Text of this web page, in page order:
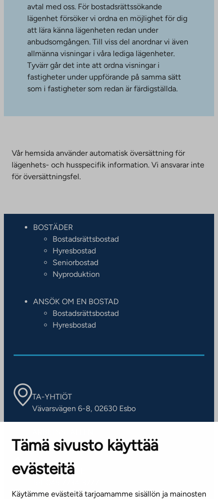
Tämä sivusto käyttää
evästeitä
Käytämme evästeitä tarjoamamme sisällön ja mainosten
avtal med oss. För bostadsrättssökande
lägenhet försöker vi ordna en möjlighet för dig
att lära känna lägenheten redan under
anbudsomgången. Till viss del anordnar vi även
allmänna visningar i våra lediga lägenheter.
Tyvärr går det inte att ordna visningar i
fastigheter under uppförande på samma sätt
som i fastigheter som redan är färdigställda.
Vår hemsida använder automatisk översättning för
lägenhets- och husspecifik information. Vi ansvarar inte
för översättningsfel.
BOSTÄDER
Bostadsrättsbostad
Hyresbostad
Seniorbostad
Nyproduktion
ANSÖK OM EN BOSTAD
Bostadsrättsbostad
Hyresbostad
TA-YHTIÖT
Vävarsvägen 6-8, 02630 Esbo
Kontaktinformation
KUNDSERVICE
(vardagar kl. 8–16)